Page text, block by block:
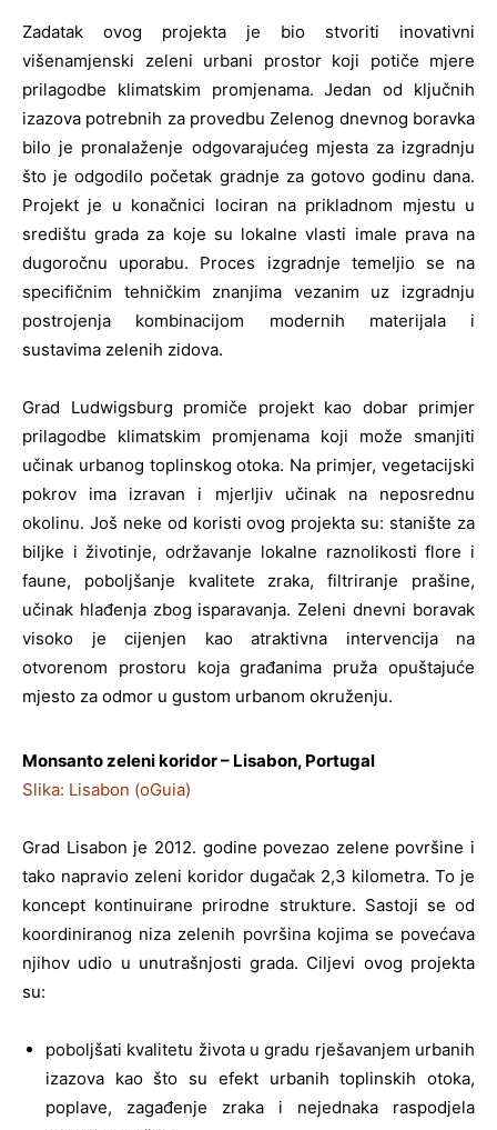
Zadatak ovog projekta je bio stvoriti inovativni
višenamjenski zeleni urbani prostor koji potiče mjere
prilagodbe klimatskim promjenama. Jedan od ključnih
izazova potrebnih za provedbu Zelenog dnevnog boravka
bilo je pronalaženje odgovarajućeg mjesta za izgradnju
što je odgodilo početak gradnje za gotovo godinu dana.
Projekt je u konačnici lociran na prikladnom mjestu u
središtu grada za koje su lokalne vlasti imale prava na
dugoročnu uporabu. Proces izgradnje temeljio se na
specifičnim tehničkim znanjima vezanim uz izgradnju
postrojenja kombinacijom modernih materijala i
sustavima zelenih zidova.
Grad Ludwigsburg promiče projekt kao dobar primjer
prilagodbe klimatskim promjenama koji može smanjiti
učinak urbanog toplinskog otoka. Na primjer, vegetacijski
pokrov ima izravan i mjerljiv učinak na neposrednu
okolinu. Još neke od koristi ovog projekta su: stanište za
biljke i životinje, održavanje lokalne raznolikosti flore i
faune, poboljšanje kvalitete zraka, filtriranje prašine,
učinak hlađenja zbog isparavanja. Zeleni dnevni boravak
visoko je cijenjen kao atraktivna intervencija na
otvorenom prostoru koja građanima pruža opuštajuće
mjesto za odmor u gustom urbanom okruženju.
Monsanto zeleni koridor – Lisabon, Portugal
Slika: Lisabon (oGuia)
Grad Lisabon je 2012. godine povezao zelene površine i
tako napravio zeleni koridor dugačak 2,3 kilometra. To je
koncept kontinuirane prirodne strukture. Sastoji se od
koordiniranog niza zelenih površina kojima se povećava
njihov udio u unutrašnjosti grada. Ciljevi ovog projekta
su:
poboljšati kvalitetu života u gradu rješavanjem urbanih
izazova kao što su efekt urbanih toplinskih otoka,
poplave, zagađenje zraka i nejednaka raspodjela